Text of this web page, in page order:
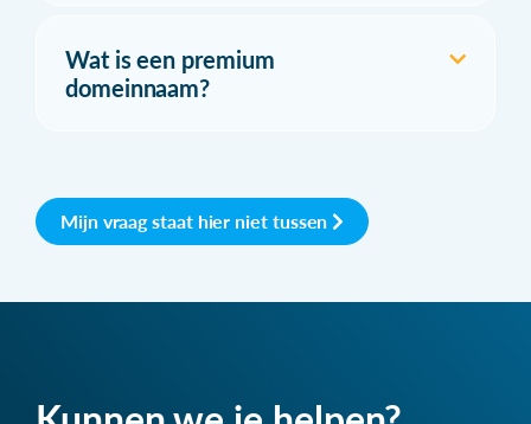
Wat is een premium
domeinnaam?
Mijn vraag staat hier niet tussen